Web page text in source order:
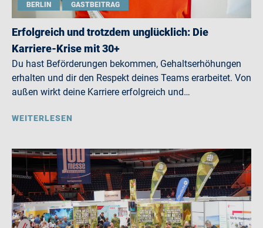
BERLIN GASTBEITRAG
Erfolgreich und trotzdem unglücklich: Die
Karriere-Krise mit 30+
Du hast Beförderungen bekommen, Gehaltserhöhungen
erhalten und dir den Respekt deines Teams erarbeitet. Von
außen wirkt deine Karriere erfolgreich und…
WEITERLESEN